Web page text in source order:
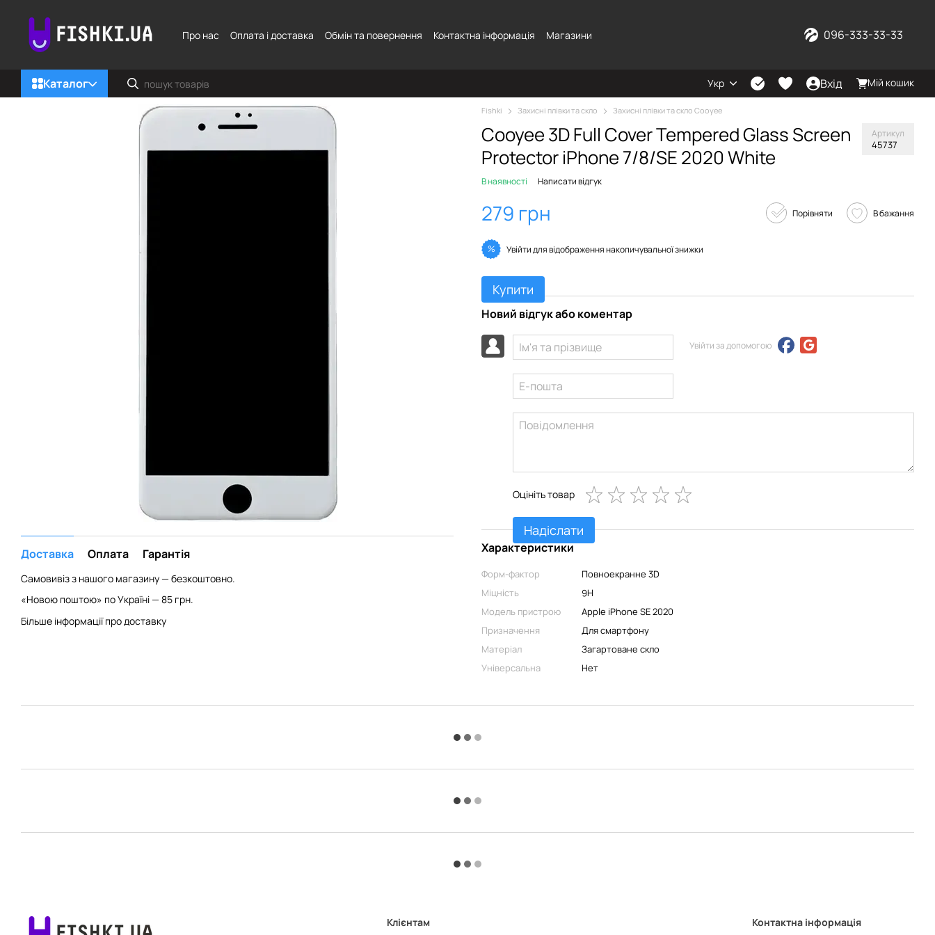
Про нас
Оплата і доставка Обмін та повернення Контактна інформація Магазини 096-333-33-33
Каталог Укр Вхід Мій кошик
Доставка Оплата Гарантія
Самовивіз з нашого магазину — безкоштовно.
«Новою поштою» по Україні — 85 грн.
Більше інформації про доставку
Fishki Захисні плівки та скло Захисні плівки та скло Cooyee
Cooyee 3D Full Cover Tempered Glass Screen
Protector iPhone 7/8/SE 2020 White
Артикул
45737
В наявності Написати відгук
279 грн Порівняти В бажання
% Увійтидля відображення накопичувальної знижки
Купити
Новий відгук або коментар
Увійти за допомогою
Оцініть товар
Надіслати
Характеристики
Форм-фактор
Повноекранне 3D
Міцність
9H
Модель пристрою
Apple iPhone SE 2020
Призначення
Для смартфону
Матеріал
Загартоване скло
Універсальна
Нет
Клієнтам Контактна інформація